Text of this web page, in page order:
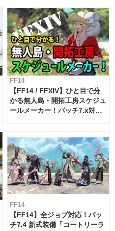
FF14
【FF14 / FFXIV】ひと目で分
かる無人島・開拓工房スケジュ
ールメーカー！パッチ7.x対応
FF14
【FF14】全ジョブ対応！パッ
チ7.4 新式装備「コートリーラ